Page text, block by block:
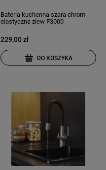
Bateria kuchenna szara chrom
elastyczna zlew F3000
229,00 zł
DO KOSZYKA